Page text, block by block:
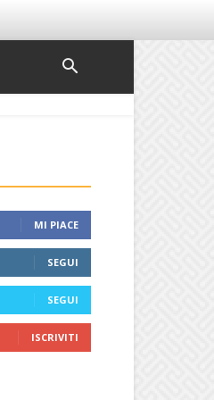
MI PIACE
SEGUI
SEGUI
ISCRIVITI